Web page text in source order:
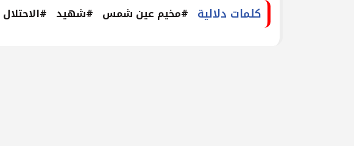
كلمات دلالية #مخيم عين شمس #شهيد #الاحتلال